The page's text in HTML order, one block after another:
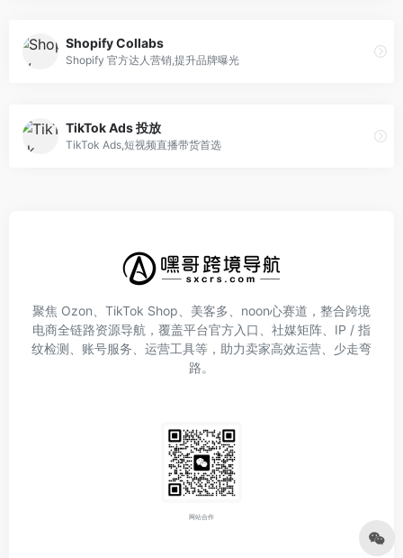
Shopify Collabs
Shopify 官方达人营销,提升品牌曝光
TikTok Ads 投放
TikTok Ads,短视频直播带货首选
聚焦 Ozon、TikTok Shop、美客多、noon心赛道，整合跨境
电商全链路资源导航，覆盖平台官方入口、社媒矩阵、IP / 指
纹检测、账号服务、运营工具等，助力卖家高效运营、少走弯
路。
网站合作